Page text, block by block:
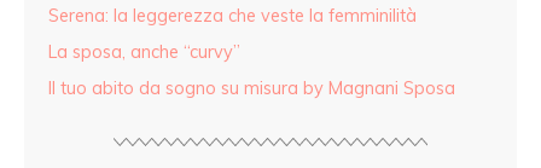
Serena: la leggerezza che veste la femminilità
La sposa, anche “curvy”
Il tuo abito da sogno su misura by Magnani Sposa